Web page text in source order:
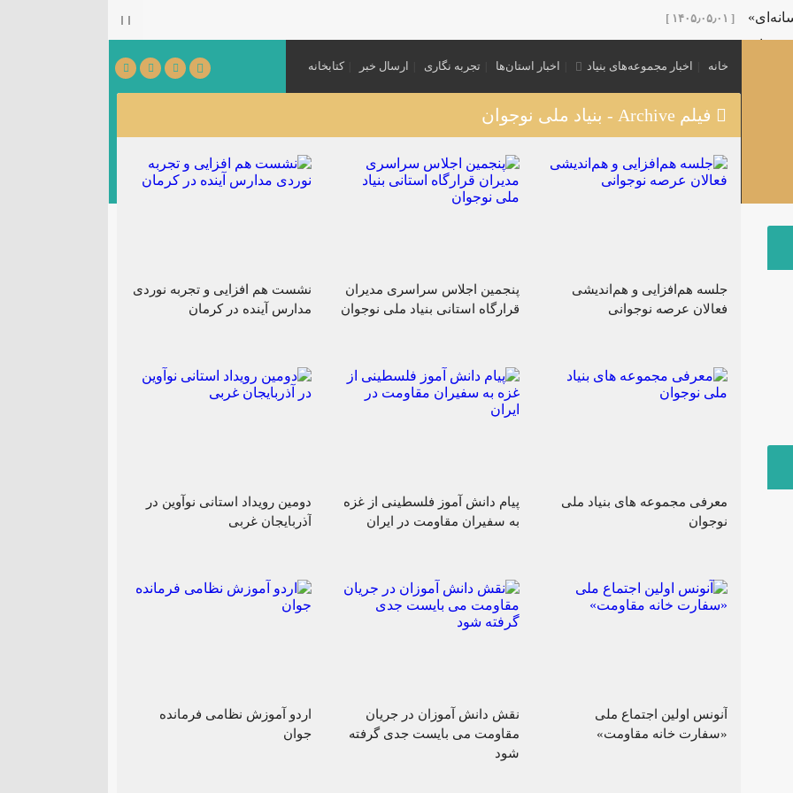
[ ۱۴۰۵٫۰۵٫۰۱ ]
پدر امت»
کنش‌گران عرصه تربیتی با عنوان «نشست مرشد» در کرمان برگزار می‌شود. [ ۱۴۰۵٫۰۳٫۳۱ ]
اول محرم
هیئت‌های نوجوانی منتشر شد.
«بعثت نوجوان» [ ۱۴۰۵٫۰۳٫۲۰ ]
خانه اخبار مجموعه‌های بنیاد اخبار استان‌ها تجربه نگاری ارسال خبر کتابخانه
فیلم Archive - بنیاد ملی نوجوان
جلسه هم‌افزایی و هم‌اندیشی
فعالان عرصه نوجوانی
پنجمین اجلاس سراسری مدیران
قرارگاه استانی بنیاد ملی نوجوان
نشست هم افزایی و تجربه نوردی
مدارس آینده در کرمان
معرفی مجموعه های بنیاد ملی
نوجوان
پیام دانش آموز فلسطینی از غزه
به سفیران مقاومت در ایران
دومین رویداد استانی نوآوین در
آذربایجان غربی
آنونس اولین اجتماع ملی
«سفارت خانه مقاومت»
نقش دانش آموزان در جریان
مقاومت می بایست جدی گرفته
شود
اردو آموزش نظامی فرمانده
جوان